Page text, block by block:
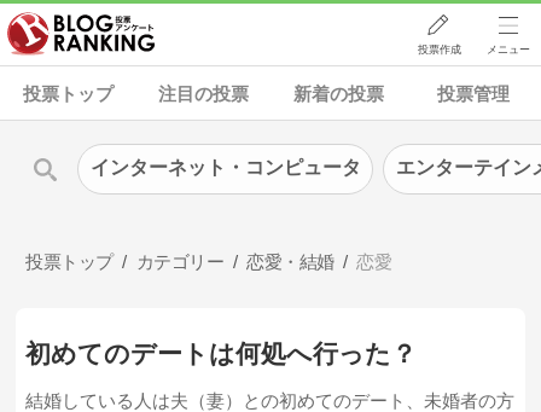
投票作成 メニュー
投票トップ 注目の投票 新着の投票 投票管理
投票トップ カテゴリー 恋愛・結婚 恋愛
初めてのデートは何処へ行った？
結婚している人は夫（妻）との初めてのデート、未婚者の方
インターネット・コンピュータ エンターテイン